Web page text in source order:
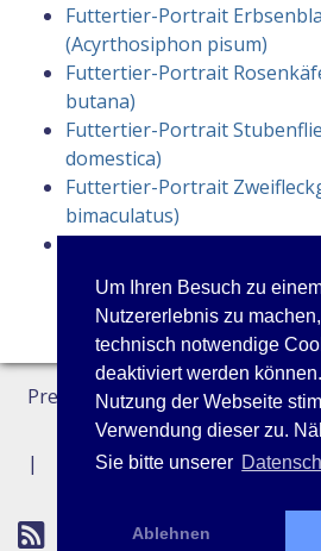
Um Ihren Besuch zu
Nutzererlebnis zu
technisch notwendige
deaktiviert werden
Nutzung der Webseite
Verwendung dieser zu.
Sie bitte unserer
Ablehnen
Futtertier-Portrait
(Acyrthosiphon pisum)
Futtertier-Portrait
butana)
Futtertier-Portrait
domestica)
Futtertier-Portrait
bimaculatus)
Futtertier-Portrait
Preisliste Datenschutz
Impressum
© 2013 - 2026Tierspiegel.de - Made